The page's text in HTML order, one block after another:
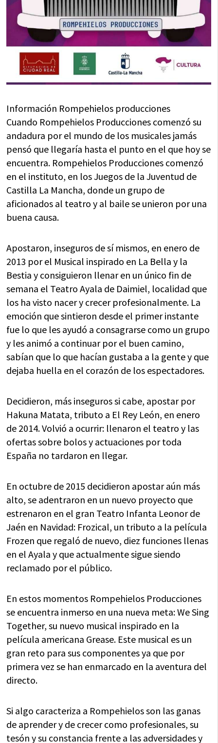
Información Rompehielos producciones
Cuando Rompehielos Producciones comenzó su
andadura por el mundo de los musicales jamás
pensó que llegaría hasta el punto en el que hoy se
encuentra. Rompehielos Producciones comenzó
en el instituto, en los Juegos de la Juventud de
Castilla La Mancha, donde un grupo de
aficionados al teatro y al baile se unieron por una
buena causa.
Apostaron, inseguros de sí mismos, en enero de
2013 por el Musical inspirado en La Bella y la
Bestia y consiguieron llenar en un único fin de
semana el Teatro Ayala de Daimiel, localidad que
los ha visto nacer y crecer profesionalmente. La
emoción que sintieron desde el primer instante
fue lo que les ayudó a consagrarse como un grupo
y les animó a continuar por el buen camino,
sabían que lo que hacían gustaba a la gente y que
dejaba huella en el corazón de los espectadores.
Decidieron, más inseguros si cabe, apostar por
Hakuna Matata, tributo a El Rey León, en enero
de 2014. Volvió a ocurrir: llenaron el teatro y las
ofertas sobre bolos y actuaciones por toda
España no tardaron en llegar.
En octubre de 2015 decidieron apostar aún más
alto, se adentraron en un nuevo proyecto que
estrenaron en el gran Teatro Infanta Leonor de
Jaén en Navidad: Frozical, un tributo a la película
Frozen que regaló de nuevo, diez funciones llenas
en el Ayala y que actualmente sigue siendo
reclamado por el público.
En estos momentos Rompehielos Producciones
se encuentra inmerso en una nueva meta: We Sing
Together, su nuevo musical inspirado en la
película americana Grease. Este musical es un
gran reto para sus componentes ya que por
primera vez se han enmarcado en la aventura del
directo.
Si algo caracteriza a Rompehielos son las ganas
de aprender y de crecer como profesionales, su
tesón y su constancia frente a las adversidades y